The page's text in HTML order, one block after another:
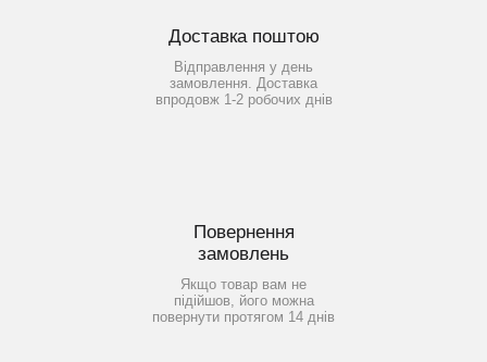
Доставка поштою
Відправлення у день
замовлення. Доставка
впродовж 1-2 робочих днів
Повернення
замовлень
Якщо товар вам не
підійшов, його можна
повернути протягом 14 днів